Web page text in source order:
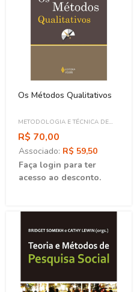
Os Métodos Qualitativos
METODOLOGIA E TÉCNICA DE
PESQUISA
R$ 70,00
Associado: R$ 59,50
Faça login para ter
acesso ao desconto.